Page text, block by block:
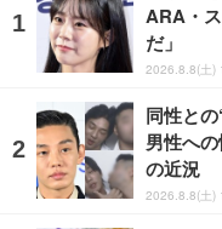
ARA・
だ」
2026.8.8(土)
同性と
男性へ
の近況
2026.8.8(土)